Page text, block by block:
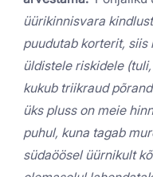
üürikinnisvara
puudutab korterit, siis
üldistele riskidele
kukub triikraud
üks pluss on meie
puhul, kuna tagab
südaöösel üürnikult